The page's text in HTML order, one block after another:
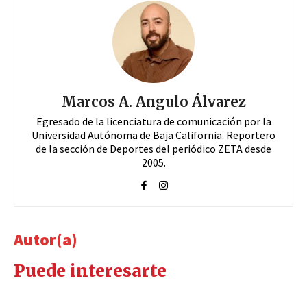
Marcos A. Angulo Álvarez
Egresado de la licenciatura de comunicación por la
Universidad Autónoma de Baja California. Reportero
de la sección de Deportes del periódico ZETA desde
2005.
Autor(a)
Puede interesarte